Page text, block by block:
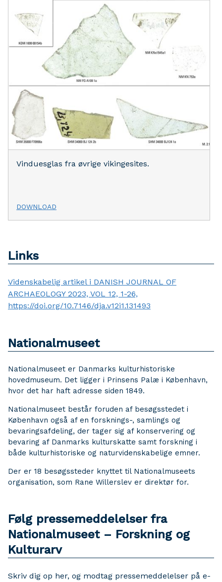
Vinduesglas fra øvrige vikingesites.
DOWNLOAD
Links
Videnskabelig artikel i DANISH JOURNAL OF
ARCHAEOLOGY 2023, VOL 12, 1-26,
https://doi.org/10.7146/dja.v12i1.131493
Nationalmuseet
Nationalmuseet er Danmarks kulturhistoriske
hovedmuseum. Det ligger i Prinsens Palæ i København,
hvor det har haft adresse siden 1849.
Nationalmuseet består foruden af besøgsstedet i
København også af en forsknings-, samlings og
bevaringsafdeling, der tager sig af konservering og
bevaring af Danmarks kulturskatte samt forskning i
både kulturhistoriske og naturvidenskabelige emner.
Der er 18 besøgssteder knyttet til Nationalmuseets
organisation, som Rane Willerslev er direktør for.
Følg pressemeddelelser fra
Nationalmuseet – Forskning og
Kulturarv
Skriv dig op her, og modtag pressemeddelelser på e-